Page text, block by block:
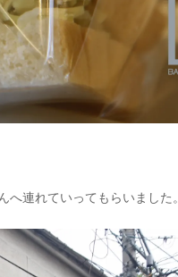
連れていってもらいました。